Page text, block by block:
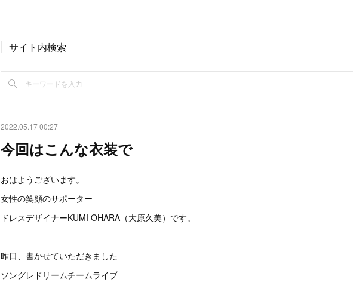
サイト内検索
2022.05.17 00:27
今回はこんな衣装で
おはようございます。
女性の笑顔のサポーター
ドレスデザイナーKUMI OHARA（大原久美）です。
昨日、書かせていただきました
ソングレドリームチームライブ